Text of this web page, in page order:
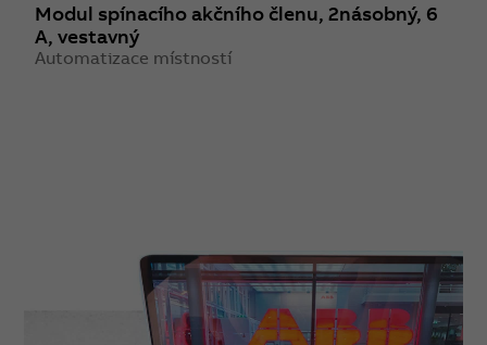
Modul spínacího akčního členu, 2násobný, 6
A, vestavný
Automatizace místností